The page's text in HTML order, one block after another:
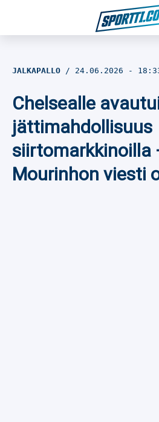
Jalkapallo
Yleisurheilu
Talviurheilu
JALKAPALLO 24.06.2026 -
Chelsealle
jättimahdollisuus
siirtomarkkinoilla
Mourinhon viesti